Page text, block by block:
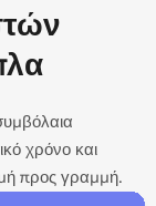
χρόνο και
προς γραμμή.